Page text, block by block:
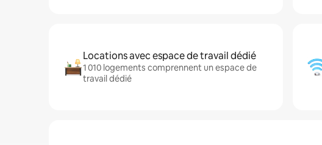
Locations avec espace de travail dédié
1 010 logements comprennent un espace de
travail dédié